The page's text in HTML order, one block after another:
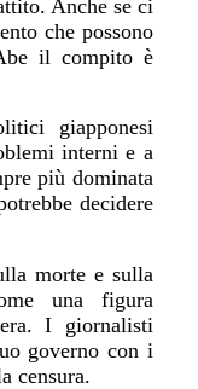
Anche se ci
che possono
il compito è
giapponesi
interni e a
più dominata
decidere
morte e sulla
una figura
I giornalisti
governo con i
censura.